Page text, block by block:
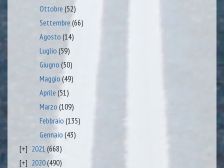
Ottobre (52)
Settembre (66)
Agosto (14)
Luglio (59)
Giugno (50)
Maggio (49)
Aprile (51)
Marzo (109)
Febbraio (135)
Gennaio (43)
2021 (668)
2020(490)